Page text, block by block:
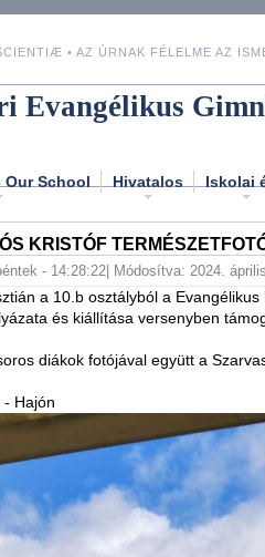
• AZ ÚRNAK FÉLELME AZ
Evangélikus
School Hivatalos Iskolai
KRISTÓF
- 14:28:22 | Módosítva: 2024.
a 10.b osztályból a
és kiállítása versenyben
diákok fotójával együtt a
- Hajón